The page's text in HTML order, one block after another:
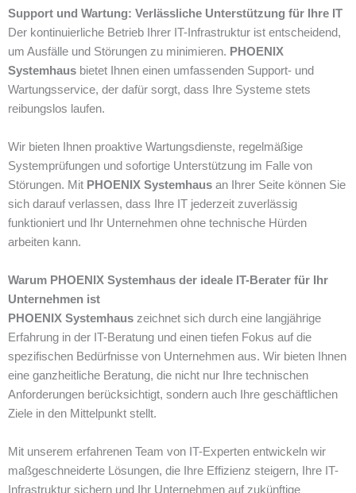
Support und Wartung: Verlässliche Unterstützung für Ihre IT
Der kontinuierliche Betrieb Ihrer IT-Infrastruktur ist entscheidend,
um Ausfälle und Störungen zu minimieren. PHOENIX
Systemhaus bietet Ihnen einen umfassenden Support- und
Wartungsservice, der dafür sorgt, dass Ihre Systeme stets
reibungslos laufen.
Wir bieten Ihnen proaktive Wartungsdienste, regelmäßige
Systemprüfungen und sofortige Unterstützung im Falle von
Störungen. Mit PHOENIX Systemhaus an Ihrer Seite können Sie
sich darauf verlassen, dass Ihre IT jederzeit zuverlässig
funktioniert und Ihr Unternehmen ohne technische Hürden
arbeiten kann.
Warum PHOENIX Systemhaus der ideale IT-Berater für Ihr
Unternehmen ist
PHOENIX Systemhaus zeichnet sich durch eine langjährige
Erfahrung in der IT-Beratung und einen tiefen Fokus auf die
spezifischen Bedürfnisse von Unternehmen aus. Wir bieten Ihnen
eine ganzheitliche Beratung, die nicht nur Ihre technischen
Anforderungen berücksichtigt, sondern auch Ihre geschäftlichen
Ziele in den Mittelpunkt stellt.
Mit unserem erfahrenen Team von IT-Experten entwickeln wir
maßgeschneiderte Lösungen, die Ihre Effizienz steigern, Ihre IT-
Infrastruktur sichern und Ihr Unternehmen auf zukünftige